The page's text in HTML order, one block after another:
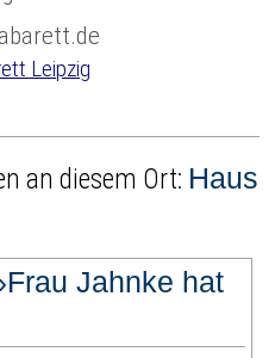
Leipzig
an diesem Ort: Haus
Jahnke hat